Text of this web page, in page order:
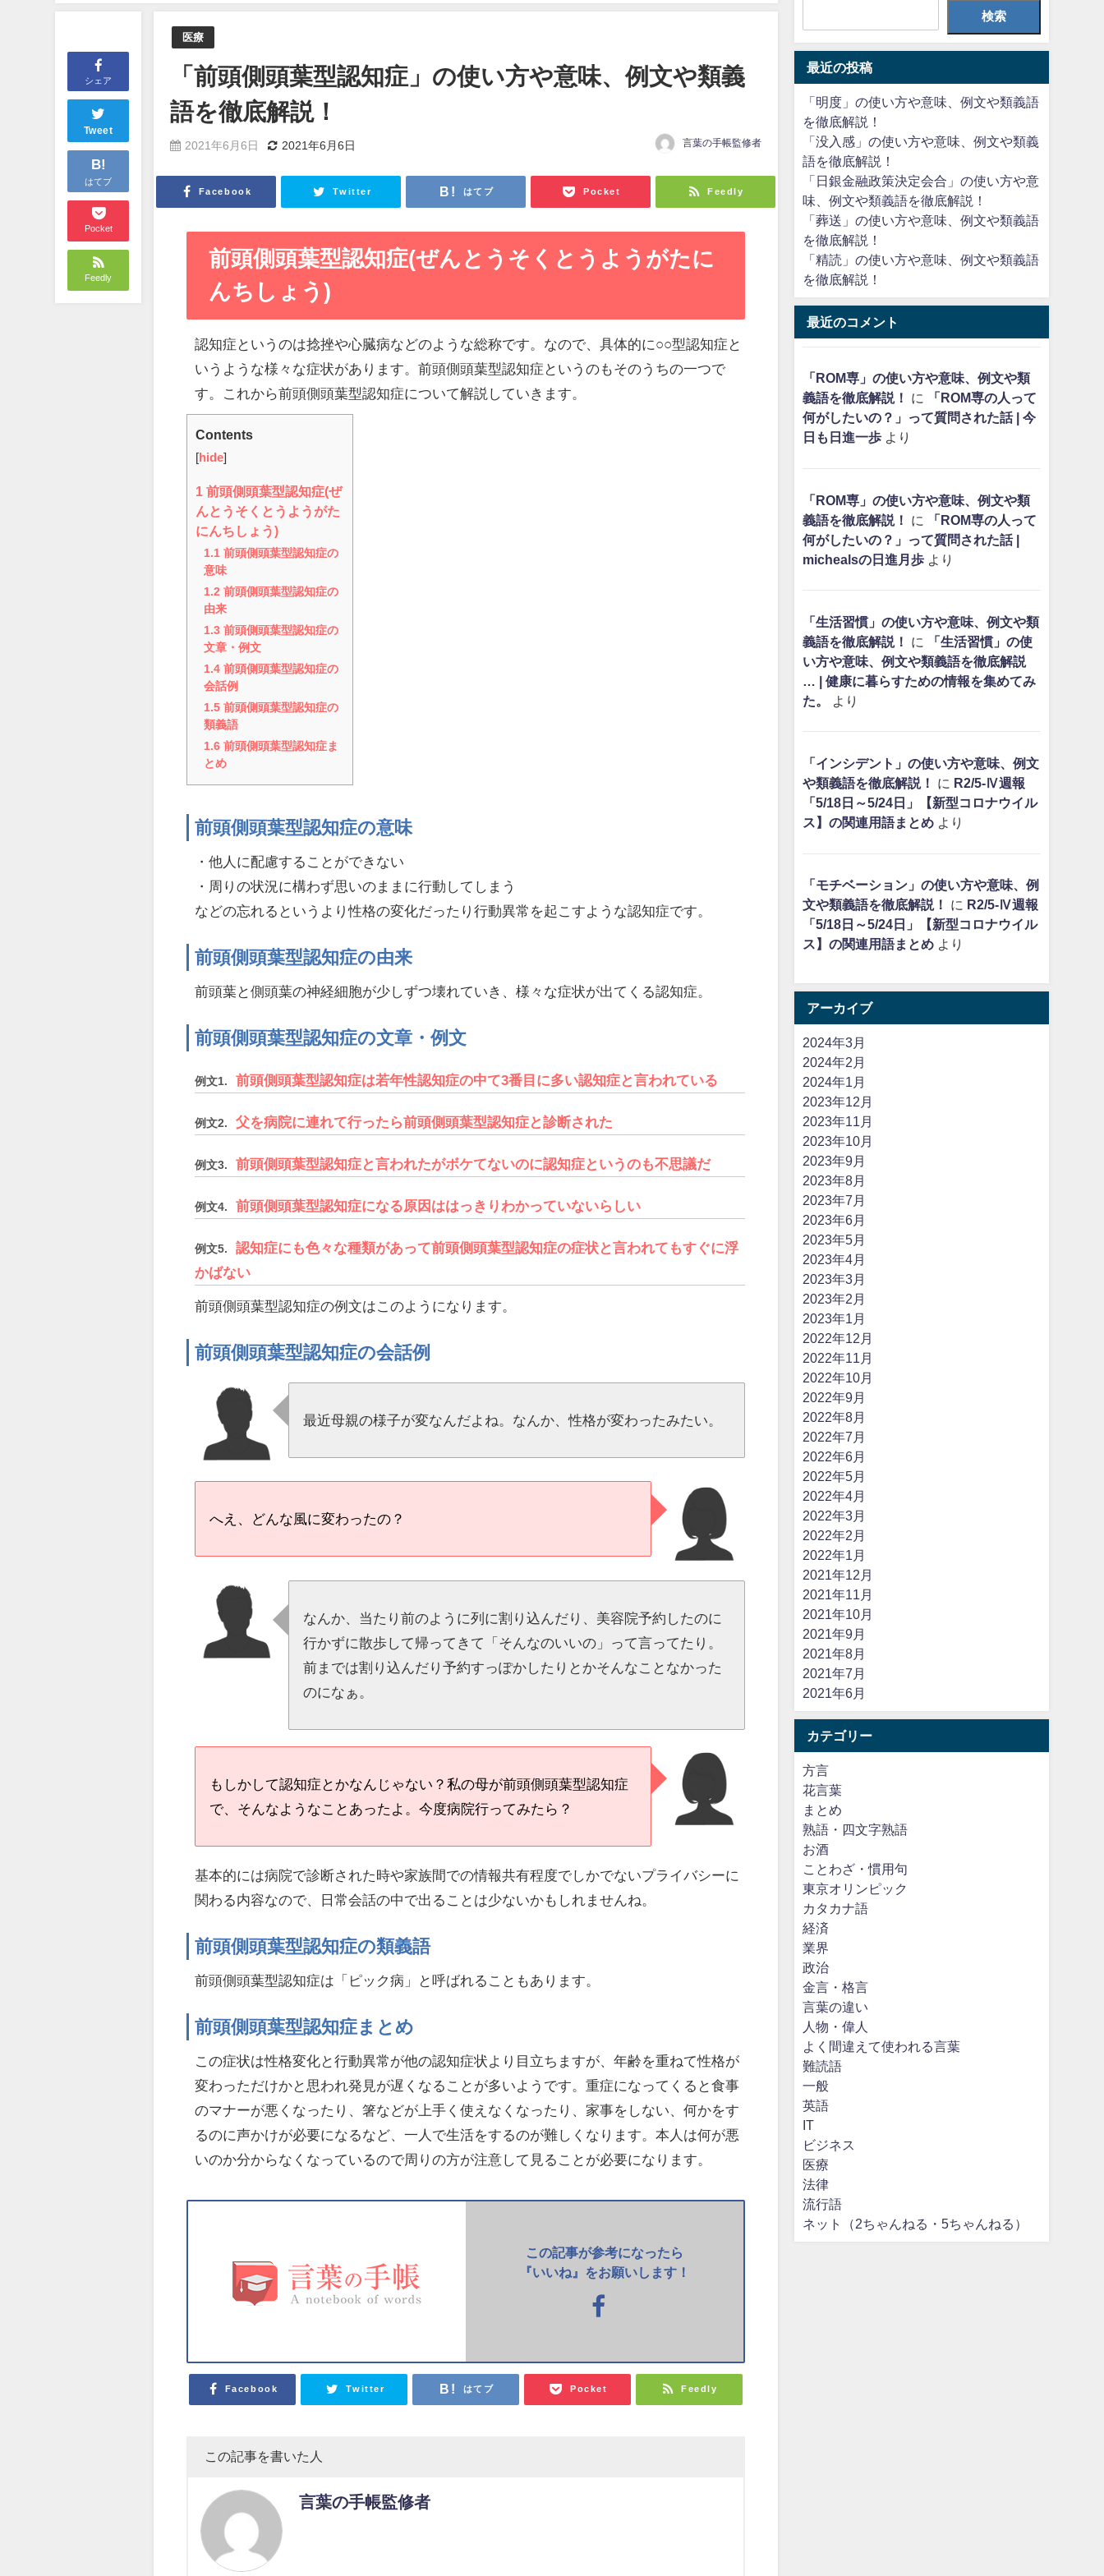
シェア
Tweet
B!
はてブ
Pocket
Feedly
医療
「前頭側頭葉型認知症」の使い方や意味、例文や類義
語を徹底解説！
2021年6月6日 2021年6月6日 言葉の手帳監修者
Facebook Twitter はてブ Pocket Feedly
前頭側頭葉型認知症(ぜんとうそくとうようがたに
んちしょう)
認知症というのは捻挫や心臓病などのような総称です。なので、具体的に○○型認知症と
いうような様々な症状があります。前頭側頭葉型認知症というのもそのうちの一つで
す。これから前頭側頭葉型認知症について解説していきます。
Contents
[ hide]
1 前頭側頭葉型認知症(ぜ
んとうそくとうようがた
にんちしょう)
1.1 前頭側頭葉型認知症の
意味
1.2 前頭側頭葉型認知症の
由来
1.3 前頭側頭葉型認知症の
文章・例文
1.4 前頭側頭葉型認知症の
会話例
1.5 前頭側頭葉型認知症の
類義語
1.6 前頭側頭葉型認知症ま
とめ
前頭側頭葉型認知症の意味
・他人に配慮することができない
・周りの状況に構わず思いのままに行動してしまう
などの忘れるというより性格の変化だったり行動異常を起こすような認知症です。
前頭側頭葉型認知症の由来
前頭葉と側頭葉の神経細胞が少しずつ壊れていき、様々な症状が出てくる認知症。
前頭側頭葉型認知症の文章・例文
例文1. 前頭側頭葉型認知症は若年性認知症の中て3番目に多い認知症と言われている
例文2. 父を病院に連れて行ったら前頭側頭葉型認知症と診断された
例文3. 前頭側頭葉型認知症と言われたがボケてないのに認知症というのも不思議だ
例文4. 前頭側頭葉型認知症になる原因ははっきりわかっていないらしい
例文5.
認知症にも色々な種類があって前頭側頭葉型認知症の症状と言われてもすぐに浮
かばない
前頭側頭葉型認知症の例文はこのようになります。
前頭側頭葉型認知症の会話例
最近母親の様子が変なんだよね。なんか、性格が変わったみたい。
へえ、どんな風に変わったの？
なんか、当たり前のように列に割り込んだり、美容院予約したのに
行かずに散歩して帰ってきて「そんなのいいの」って言ってたり。
前までは割り込んだり予約すっぽかしたりとかそんなことなかった
のになぁ。
もしかして認知症とかなんじゃない？私の母が前頭側頭葉型認知症
で、そんなようなことあったよ。今度病院行ってみたら？
基本的には病院で診断された時や家族間での情報共有程度でしかでないプライバシーに
関わる内容なので、日常会話の中で出ることは少ないかもしれませんね。
前頭側頭葉型認知症の類義語
前頭側頭葉型認知症は「ピック病」と呼ばれることもあります。
前頭側頭葉型認知症まとめ
この症状は性格変化と行動異常が他の認知症状より目立ちますが、年齢を重ねて性格が
変わっただけかと思われ発見が遅くなることが多いようです。重症になってくると食事
のマナーが悪くなったり、箸などが上手く使えなくなったり、家事をしない、何かをす
るのに声かけが必要になるなど、一人で生活をするのが難しくなります。本人は何が悪
いのか分からなくなっているので周りの方が注意して見ることが必要になります。
この記事が参考になったら
『いいね』をお願いします！
Facebook Twitter はてブ Pocket Feedly
この記事を書いた人
言葉の手帳監修者
検索
最近の投稿
「明度」の使い方や意味、例文や類義語
を徹底解説！
「没入感」の使い方や意味、例文や類義
語を徹底解説！
「日銀金融政策決定会合」の使い方や意
味、例文や類義語を徹底解説！
「葬送」の使い方や意味、例文や類義語
を徹底解説！
「精読」の使い方や意味、例文や類義語
を徹底解説！
最近のコメント
「ROM専」の使い方や意味、例文や類
義語を徹底解説！
に
「ROM専の人って
何がしたいの？」って質問された話 | 今
日も日進一歩より
「ROM専」の使い方や意味、例文や類
義語を徹底解説！
に
「ROM専の人って
何がしたいの？」って質問された話 |
michealsの日進月歩より
「生活習慣」の使い方や意味、例文や類
義語を徹底解説！
に
「生活習慣」の使
い方や意味、例文や類義語を徹底解説
… | 健康に暮らすための情報を集めてみ
た。
より
「インシデント」の使い方や意味、例文
や類義語を徹底解説！
に R2/5-Ⅳ週報
「5/18日～5/24日」【新型コロナウイル
ス】の関連用語まとめより
「モチベーション」の使い方や意味、例
文や類義語を徹底解説！
に R2/5-Ⅳ週報
「5/18日～5/24日」【新型コロナウイル
ス】の関連用語まとめより
アーカイブ
2024年3月
2024年2月
2024年1月
2023年12月
2023年11月
2023年10月
2023年9月
2023年8月
2023年7月
2023年6月
2023年5月
2023年4月
2023年3月
2023年2月
2023年1月
2022年12月
2022年11月
2022年10月
2022年9月
2022年8月
2022年7月
2022年6月
2022年5月
2022年4月
2022年3月
2022年2月
2022年1月
2021年12月
2021年11月
2021年10月
2021年9月
2021年8月
2021年7月
2021年6月
カテゴリー
方言
花言葉
まとめ
熟語・四文字熟語
お酒
ことわざ・慣用句
東京オリンピック
カタカナ語
経済
業界
政治
金言・格言
言葉の違い
人物・偉人
よく間違えて使われる言葉
難読語
一般
英語
IT
ビジネス
医療
法律
流行語
ネット（2ちゃんねる・5ちゃんねる）